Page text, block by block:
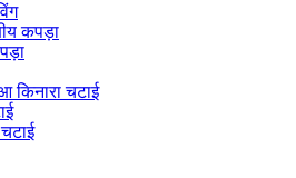
कपड़ा
किनारा चटाई